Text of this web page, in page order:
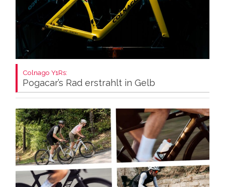
Colnago Y1Rs:
Pogacar’s Rad erstrahlt in Gelb